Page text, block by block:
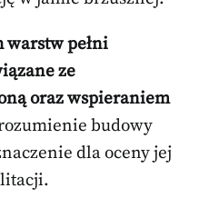
warstw pełni
ze
oraz wspieraniem
budowy
dla oceny jej